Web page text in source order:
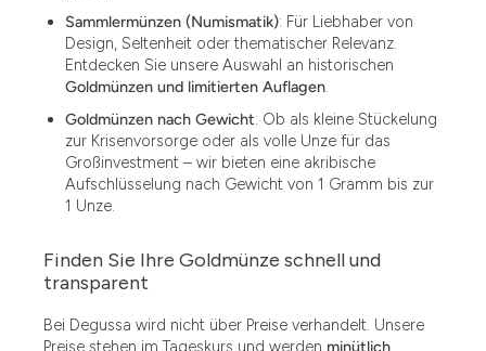
1.49
1.87
Sammlermünzen (Numismatik): Für Liebhaber von
Design, Seltenheit oder thematischer Relevanz.
Entdecken Sie unsere Auswahl an historischen
Goldmünzen und limitierten Auflagen.
Goldmünzen nach Gewicht: Ob als kleine Stückelung
zur Krisenvorsorge oder als volle Unze für das
Großinvestment – wir bieten eine akribische
Aufschlüsselung nach Gewicht von 1 Gramm bis zur
1 Unze.
Finden Sie Ihre Goldmünze schnell und
transparent
Bei Degussa wird nicht über Preise verhandelt. Unsere
Preise stehen im Tageskurs und werden minütlich